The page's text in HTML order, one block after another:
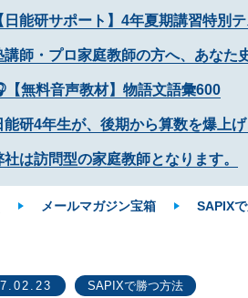
日能研サポート】4年夏期講習特別
講師・プロ家庭教師の方へ、あなた
【無料音声教材】物語文語彙600
能研4年生が、後期から算数を爆上
社は訪問型の家庭教師となります。
メールマガジン宝箱 SAPIX
SAPIXで勝つ方法